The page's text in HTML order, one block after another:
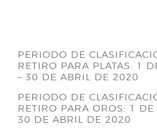
PERIODO DE
RETIRO PARA PLATAS: 1
– 30 DE ABRIL DE 2020
PERIODO DE
RETIRO PARA OROS: 1
30 DE ABRIL DE 2020